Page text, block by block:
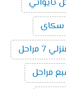
سكاى
مراحل
مراحل